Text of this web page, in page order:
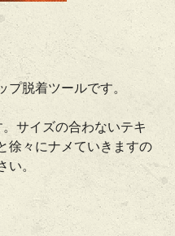
プ脱着ツールです。
サイズの合わないテキ
徐々にナメていきますの
い。